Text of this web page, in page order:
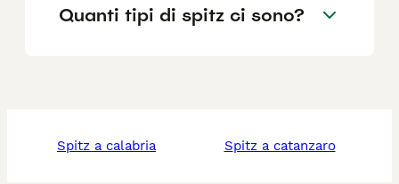
Quanti tipi di spitz ci sono?
spitz a calabria spitz a catanzaro